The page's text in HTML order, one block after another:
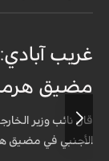
غريب
مضيق
قال نائب وزير
الأجنبي في مضيق